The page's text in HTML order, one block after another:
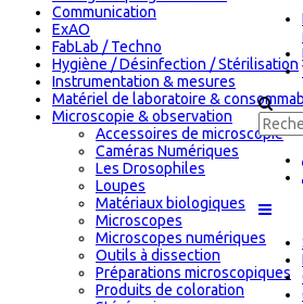
Communication
ExAO
FabLab / Techno
Hygiène / Désinfection / Stérilisation
Instrumentation & mesures
Matériel de laboratoire &
Microscopie & observation
Accessoires de microscopie
Caméras Numériques
Les Drosophiles
Loupes
Matériaux biologiques
Microscopes
Microscopes numériques
Outils à dissection
Préparations microscopiques
Produits de coloration